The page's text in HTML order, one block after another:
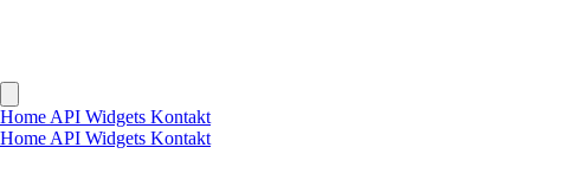
Home API Widgets Kontakt
Home API Widgets Kontakt